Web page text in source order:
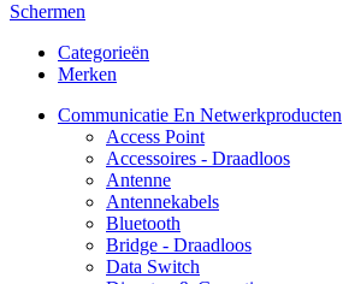
Schermen
Categorieën
Merken
Communicatie En Netwerkproducten
Access Point
Accessoires - Draadloos
Antenne
Antennekabels
Bluetooth
Bridge - Draadloos
Data Switch